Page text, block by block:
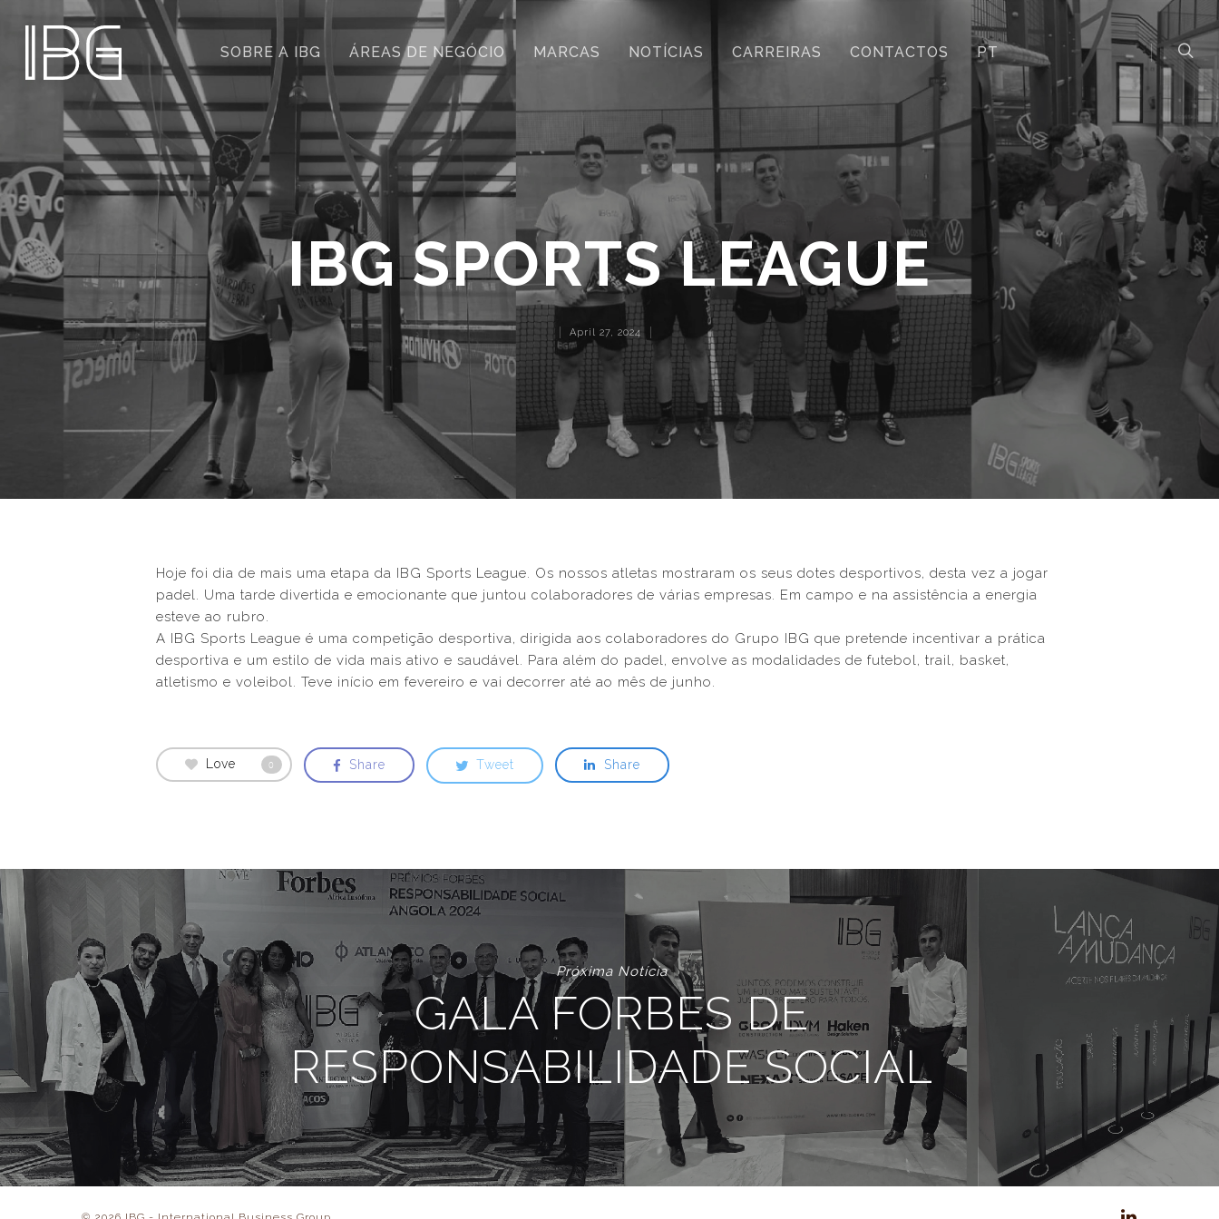
SOBRE A IBG ÁREAS DE NEGÓCIO MARCAS NOTÍCIAS CARREIRAS CONTACTOS PT
IBG SPORTS LEAGUE
April 27, 2024
Hoje foi dia de mais uma etapa da IBG Sports League. Os nossos atletas mostraram os seus dotes desportivos, desta vez a jogar
padel. Uma tarde divertida e emocionante que juntou colaboradores de várias empresas. Em campo e na assistência a energia
esteve ao rubro.
A IBG Sports League é uma competição desportiva, dirigida aos colaboradores do Grupo IBG que pretende incentivar a prática
desportiva e um estilo de vida mais ativo e saudável. Para além do padel, envolve as modalidades de futebol, trail, basket,
atletismo e voleibol. Teve início em fevereiro e vai decorrer até ao mês de junho.
Love 0 Share Tweet Share
Próxima Notícia
GALA FORBES DE
RESPONSABILIDADE SOCIAL